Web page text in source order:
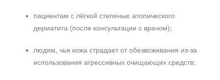
пациентам с лёгкой степенью атопического
дерматита (после консультации с врачом);
людям, чья кожа страдает от обезвоживания из‑за
использования агрессивных очищающих средств;